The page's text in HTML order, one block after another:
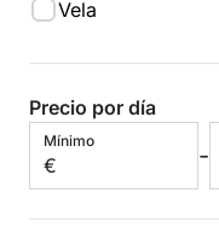
Vela
Precio por día
Mínimo
€ -